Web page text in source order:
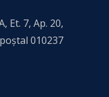
Et. 7, Ap. 20,
010237